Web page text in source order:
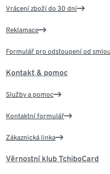
Vrácení zboží do 30 dní
Reklamace
Formulář pro odstoupení od
Kontakt & pomoc
Služby a pomoc
Kontaktní formulář
Zákaznická linka
Věrnostní klub TchiboCard